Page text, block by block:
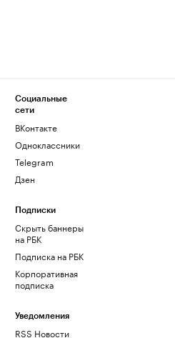
Социальные
сети
ВКонтакте
Одноклассники
Telegram
Дзен
Подписки
Скрыть баннеры
на РБК
Подписка на РБК
Корпоративная
подписка
Уведомления
RSS Новости